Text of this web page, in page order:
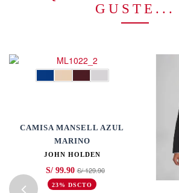
GUSTE...
CAMISA MANSELL AZUL
MARINO
JOHN HOLDEN
S/ 99.90 S/ 129.90
23% DSCTO